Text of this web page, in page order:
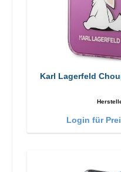
Karl Lagerfeld
Login für